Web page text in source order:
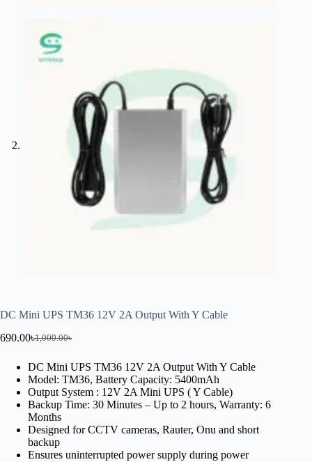
DC Mini UPS TM36 12V 2A Output With Y Cable
1,000.00৳
690.00৳
DC Mini UPS TM36 12V 2A Output With Y Cable
Model: TM36, Battery Capacity: 5400mAh
Output System : 12V 2A Mini UPS ( Y Cable)
Backup Time: 30 Minutes – Up to 2 hours, Warranty: 6
Months
Designed for CCTV cameras, Rauter, Onu and short
backup
Ensures uninterrupted power supply during power